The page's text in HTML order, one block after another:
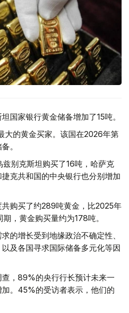
国家银行黄金储备增加了15吨。
大的黄金买家。该国在2026年第
。
别克斯坦购买了16吨，哈萨克
克共和国的中央银行也分别增加
购买了约289吨黄金，比2025年
，黄金购买量约为178吨。
的增长受到地缘政治不确定性、
及各国寻求国际储备多元化等因
，89%的央行行长预计未来一
。45%的受访者表示，他们的